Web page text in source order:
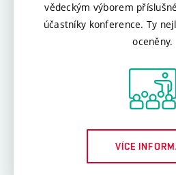
vědeckým výborem
účastníky konference. Ty
oceněny.
VÍCE